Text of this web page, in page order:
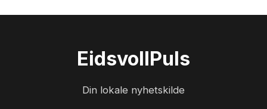
EidsvollPuls
Din lokale nyhetskilde